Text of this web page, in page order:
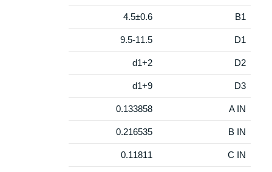
B1
4.5±0.6
D1
9.5-11.5
D2
d1+2
D3
d1+9
A IN
0.133858
B IN
0.216535
C IN
0.11811